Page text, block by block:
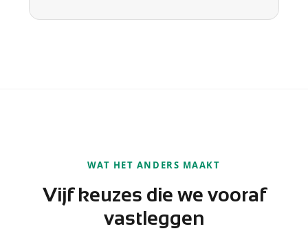
WAT HET ANDERS MAAKT
Vijf keuzes die we vooraf
vastleggen